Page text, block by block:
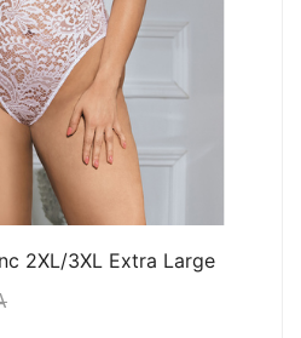
2XL/3XL Extra Large